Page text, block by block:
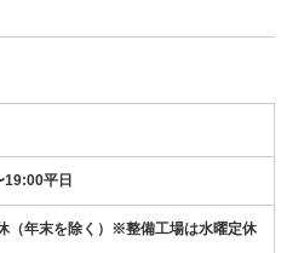
19:00平日
（年末を除く）※整備工場は水曜定休